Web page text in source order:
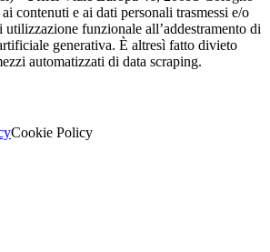
contenuti e ai dati personali trasmessi e/o
funzionale all’addestramento di
generativa. È altresì fatto divieto
automatizzati di data scraping.
Cookie Policy